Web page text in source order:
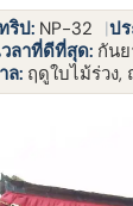
ริป: NP-32 ป
วลาที่ดีที่สุด: กัน
ล: ฤดูใบไม้ร่วง,